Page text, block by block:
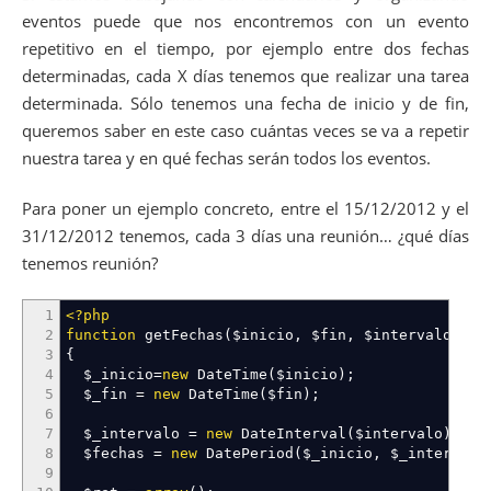
eventos puede que nos encontremos con un evento
repetitivo en el tiempo, por ejemplo entre dos fechas
determinadas, cada X días tenemos que realizar una tarea
determinada. Sólo tenemos una fecha de inicio y de fin,
queremos saber en este caso cuántas veces se va a repetir
nuestra tarea y en qué fechas serán todos los eventos.
Para poner un ejemplo concreto, entre el 15/12/2012 y el
31/12/2012 tenemos, cada 3 días una reunión… ¿qué días
tenemos reunión?
1
2
3
4
5
6
7
8
9
<?php
function getFechas ( $inicio , $fin , $intervalo
{
$_inicio=new DateTime ( $inicio ) ;
$_fin = new DateTime ( $fin ) ;
$_intervalo = new DateInterval ( $intervalo )
$fechas = new DatePeriod ( $_inicio , $_intervalo